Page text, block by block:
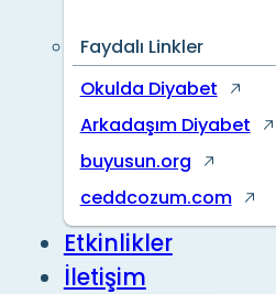
Faydalı Linkler
Okulda Diyabet
Arkadaşım Diyabet
buyusun.org
ceddcozum.com
Etkinlikler
İletişim